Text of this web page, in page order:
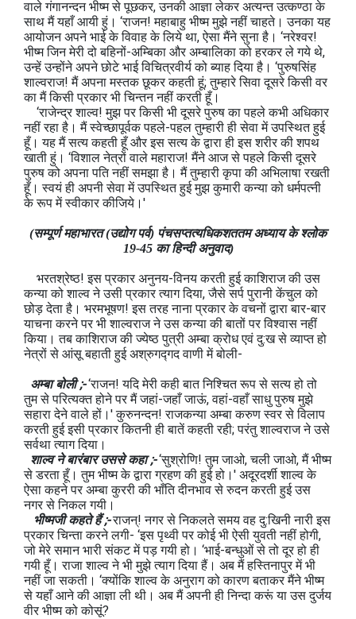
वाले गंगानन्दन भीष्‍म से पूछकर, उनकी आज्ञा लेकर अत्यन्त उत्कण्‍ठा के
साथ मैं यहाँ आयी हुं। ‘राजन! महाबाहु भीष्‍म मुझे नहीं चाहते। उनका यह
आयोजन अपने भाई के विवाह के लिये था, ऐसा मैंने सुना है। ‘नरेश्‍वर!
भीष्‍म जिन मेरी दो बहिनों-अम्बिका और अम्बालिका को हरकर ले गये थे,
उन्हें उन्होंने अपने छोटे भाई विचित्रवीर्य को ब्याह दिया है। ‘पुरुषसिंह
शाल्वराज! मैं अपना मस्तक छूकर कहती हूं; तुम्हारे सिवा दूसरे किसी वर
का मैं किसी प्रकार भी चिन्तन नहीं करती हूँ।
‘राजेन्द्र शाल्व! मुझ पर किसी भी दूसरे पुरुष का पहले कभी अधिकार
नहीं रहा है। मैं स्वेच्छापूर्वक पहले-पहल तुम्हारी ही सेवा में उपस्थित हुई
हूँ। यह मैं सत्य कहती हूँ और इस सत्य के द्वारा ही इस शरीर की शपथ
खाती हुं। ‘विशाल नेत्रों वाले महाराज! मैंने आज से पहले किसी दूसरे
पुरुष को अपना पति नहीं समझा है। मैं तुम्हारी कृपा की अभिलाषा रखती
हूँ। स्वयं ही अपनी सेवा में उपस्थित हुई मुझ कुमारी कन्या को धर्मपत्नी
के रूप में स्वीकार कीजिये।'
(सम्पूर्ण महाभारत (उद्योग पर्व) पंचसप्तत्यधिकशततम अध्याय के श्लोक
19-45 का हिन्दी अनुवाद)
भरतश्रेष्‍ठ! इस प्रकार अनुनय-विनय करती हुई काशिराज की उस
कन्या को शाल्व ने उसी प्रकार त्याग दिया, जैसे सर्प पुरानी केंचुल को
छोड़ देता है। भरमभूषण! इस तरह नाना प्रकार के वचनों द्वारा बार-बार
याचना करने पर भी शाल्वराज ने उस कन्या की बातों पर विश्‍वास नहीं
किया। तब काशिराज की ज्येष्‍ठ पुत्री अम्बा क्रोध एवं दु:ख से व्याप्त हो
नेत्रों से आंसू बहाती हुई अश्रुगद्गद वाणी में बोली-
अम्बा बोली ;-‘राजन! यदि मेरी कही बात निश्चित रूप से सत्य हो तो
तुम से परित्यक्त होने पर मैं जहां-जहाँ जाऊं, वहां-वहाँ साधु पुरुष मुझे
सहारा देने वाले हों।' कुरुनन्दन! राजकन्या अम्बा करुण स्वर से विलाप
करती हुई इसी प्रकार कितनी ही बातें कहती रही; परंतु शाल्वराज ने उसे
सर्वथा त्याग दिया।
शाल्व ने बारंबार उससे कहा ;-‘सुश्रोणि! तुम जाओ, चली जाओ, मैं भीष्‍म
से डरता हूँ। तुम भीष्‍म के द्वारा ग्रहण की हुई हो।' अदूरदर्शी शाल्व के
ऐसा कहने पर अम्बा कुररी की भाँति दीनभाव से रुदन करती हुई उस
नगर से निकल गयी।
भीष्‍मजी कहते हैं ;-राजन्! नगर से निकलते समय वह दु:खिनी नारी इस
प्रकार चिन्ता करने लगी- ‘इस पृथ्‍वी पर कोई भी ऐसी युवती नहीं होगी,
जो मेरे समान भारी सं‍कट में पड़ गयी हो। ‘भाई-बन्धुओं से तो दूर हो ही
गयी हूँ। राजा शाल्व ने भी मुझे त्याग दिया हैं। अब मैं हस्तिनापुर में भी
नहीं जा सकती। ‘क्योंकि शाल्व के अनुराग को कारण बताकर मैंने भीष्‍म
से यहाँ आने की आज्ञा ली थी। अब मैं अपनी ही निन्दा करूं या उस दुर्जय
वीर भीष्‍म को कोसूं?